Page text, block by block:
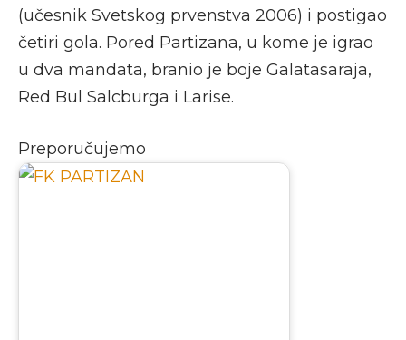
(učesnik Svetskog prvenstva 2006) i postigao
četiri gola. Pored Partizana, u kome je igrao
u dva mandata, branio je boje Galatasaraja,
Red Bul Salcburga i Larise.
Preporučujemo